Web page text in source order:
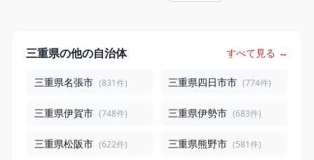
三重県の他の自治体 すべて見る →
三重県名張市 (831件) 三重県四日市市 (774件)
三重県伊賀市 (748件) 三重県伊勢市 (683件)
三重県松阪市 (622件) 三重県熊野市 (581件)